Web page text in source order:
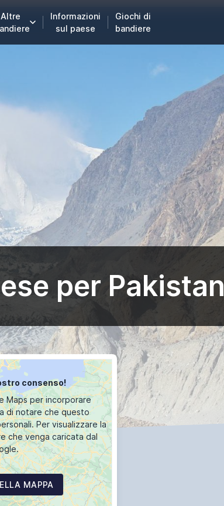
Altre
Informazioni
sul paese
Giochi di
bandiere
per Pakistan
consenso!
Maps per incorporare
di notare che questo
Per visualizzare la
che venga caricata dal
MAPPA